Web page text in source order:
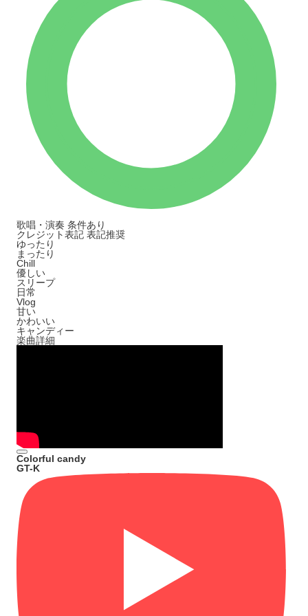
歌唱・演奏 条件あり
クレジット表記 表記推奨
ゆったり
まったり
Chill
優しい
スリープ
日常
Vlog
甘い
かわいい
キャンディー
楽曲詳細
Colorful candy
GT-K